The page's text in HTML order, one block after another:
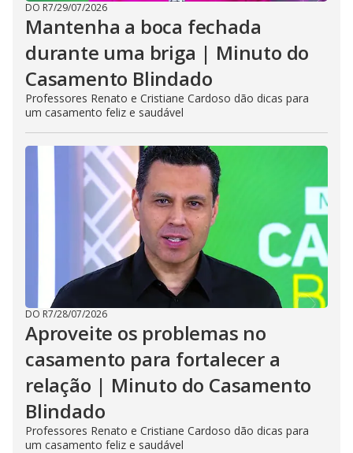
DO R7/29/07/2026
Mantenha a boca fechada
durante uma briga | Minuto do
Casamento Blindado
Professores Renato e Cristiane Cardoso dão dicas para
um casamento feliz e saudável
DO R7/28/07/2026
Aproveite os problemas no
casamento para fortalecer a
relação | Minuto do Casamento
Blindado
Professores Renato e Cristiane Cardoso dão dicas para
um casamento feliz e saudável